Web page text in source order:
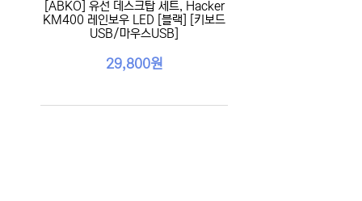
[ABKO] 유선 데스크탑 세트, Hacker
KM400 레인보우 LED [블랙] [키보드
USB/마우스USB]
29,800원